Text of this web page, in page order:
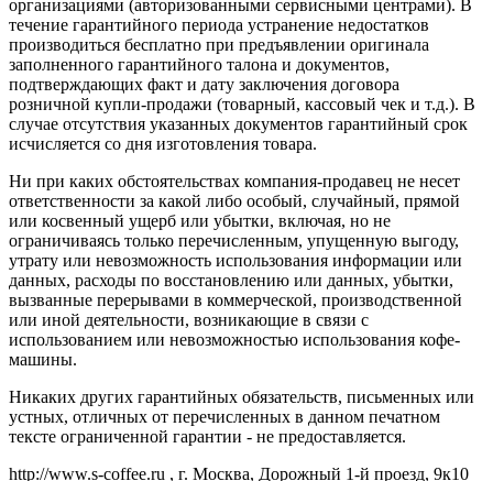
организациями (авторизованными сервисными центрами). В
течение гарантийного периода устранение недостатков
производиться бесплатно при предъявлении оригинала
заполненного гарантийного талона и документов,
подтверждающих факт и дату заключения договора
розничной купли-продажи (товарный, кассовый чек и т.д.). В
случае отсутствия указанных документов гарантийный срок
исчисляется со дня изготовления товара.
Ни при каких обстоятельствах компания-продавец не несет
ответственности за какой либо особый, случайный, прямой
или косвенный ущерб или убытки, включая, но не
ограничиваясь только перечисленным, упущенную выгоду,
утрату или невозможность использования информации или
данных, расходы по восстановлению или данных, убытки,
вызванные перерывами в коммерческой, производственной
или иной деятельности, возникающие в связи с
использованием или невозможностью использования кофе-
машины.
Никаких других гарантийных обязательств, письменных или
устных, отличных от перечисленных в данном печатном
тексте ограниченной гарантии - не предоставляется.
http://www.s-coffee.ru , г. Москва, Дорожный 1-й проезд, 9к10